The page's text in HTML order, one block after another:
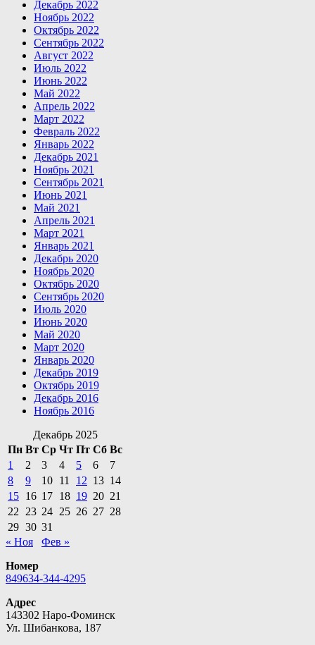
Декабрь 2022
Ноябрь 2022
Октябрь 2022
Сентябрь 2022
Август 2022
Июль 2022
Июнь 2022
Май 2022
Апрель 2022
Март 2022
Февраль 2022
Январь 2022
Декабрь 2021
Ноябрь 2021
Сентябрь 2021
Июнь 2021
Май 2021
Апрель 2021
Март 2021
Январь 2021
Декабрь 2020
Ноябрь 2020
Октябрь 2020
Сентябрь 2020
Июль 2020
Июнь 2020
Май 2020
Март 2020
Январь 2020
Декабрь 2019
Октябрь 2019
Декабрь 2016
Ноябрь 2016
Декабрь 2025
Пн Вт Ср Чт Пт Сб Вс
1
2 3 4 5 6
7
8
9 10 11 12 13 14
15 16 17 18 19 20 21
22
23 24 25 26 27 28
29 30 31
« Ноя
Фев »
Номер
849634-344-4295
Адрес
143302 Наро-Фоминск
Ул. Шибанкова, 187